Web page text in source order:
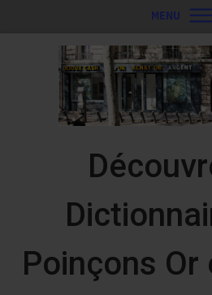
ACCUEIL RACHAT ARGENT
PRIX BIJOUX?
Poinçons